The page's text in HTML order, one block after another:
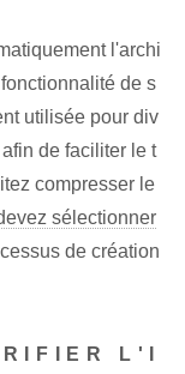
l'archi
de s
utilisée pour div
de faciliter le t
compresser le
sélectionner
de création
L'I